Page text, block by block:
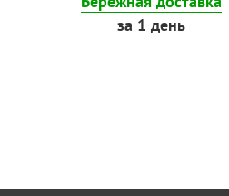
за 1 день